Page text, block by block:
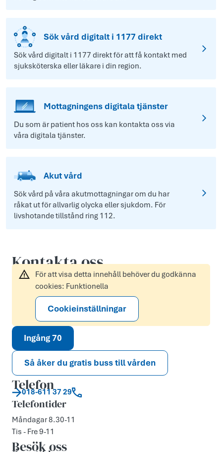
Sök vård digitalt i 1177 direkt
Sök vård digitalt i 1177 direkt för att få kontakt med
sjuksköterska eller läkare i din region.
Mottagningens digitala tjänster
Du som är patient hos oss kan kontakta oss via
våra digitala tjänster.
Akut vård
Sök vård på våra akutmottagningar om du har
råkat ut för allvarlig olycka eller sjukdom. För
livshotande tillstånd ring 112.
Kontakta oss
För att visa detta innehåll behöver du godkänna
cookies: Funktionella
Cookieinställningar
Ingång 70
Så åker du gratis buss till vården
Telefon
018-611 37 29
Telefontider
Måndagar 8.30-11
Tis - Fre 9-11
Besök oss